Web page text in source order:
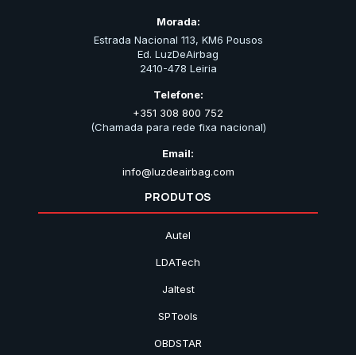
Morada:
Estrada Nacional 113, KM6 Pousos
Ed. LuzDeAirbag
2410-478 Leiria
Telefone:
+351 308 800 752
(Chamada para rede fixa nacional)
Email:
info@luzdeairbag.com
PRODUTOS
Autel
LDATech
Jaltest
SPTools
OBDSTAR